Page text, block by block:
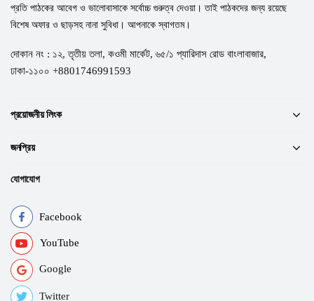
প্রতি পাঠকের আবেগ ও ভালোবাসাকে সর্বোচ্চ গুরুত্ব দেওয়া। তাই পাঠকদের জন্য রয়েছে
বিশেষ অফার ও ছাড়সহ নানা সুবিধা। আপনাকে স্বাগতম।
দোকান নং : ১২, তৃতীয় তলা, কওমী মার্কেট, ৬৫/১ প্যারিদাস রোড বাংলাবাজার,
ঢাকা-১১০০ +8801746991593
প্রয়োজনীয় লিংক
জনপ্রিয়
যোগাযোগ
Facebook
YouTube
Google
Twitter